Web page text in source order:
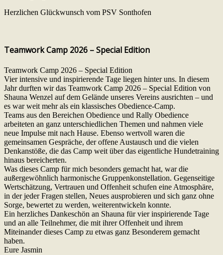
Herzlichen Glückwunsch vom PSV Sonthofen
Teamwork Camp 2026 – Special Edition
Teamwork Camp 2026 – Special Edition
Vier intensive und inspirierende Tage liegen hinter uns. In diesem
Jahr durften wir das Teamwork Camp 2026 – Special Edition von
Shauna Wenzel auf dem Gelände unseres Vereins ausrichten – und
es war weit mehr als ein klassisches Obedience-Camp.
Teams aus den Bereichen Obedience und Rally Obedience
arbeiteten an ganz unterschiedlichen Themen und nahmen viele
neue Impulse mit nach Hause. Ebenso wertvoll waren die
gemeinsamen Gespräche, der offene Austausch und die vielen
Denkanstöße, die das Camp weit über das eigentliche Hundetraining
hinaus bereicherten.
Was dieses Camp für mich besonders gemacht hat, war die
außergewöhnlich harmonische Gruppenkonstellation. Gegenseitige
Wertschätzung, Vertrauen und Offenheit schufen eine Atmosphäre,
in der jeder Fragen stellen, Neues ausprobieren und sich ganz ohne
Sorge, bewertet zu werden, weiterentwickeln konnte.
Ein herzliches Dankeschön an Shauna für vier inspirierende Tage
und an alle Teilnehmer, die mit ihrer Offenheit und ihrem
Miteinander dieses Camp zu etwas ganz Besonderem gemacht
haben.
Eure Jasmin